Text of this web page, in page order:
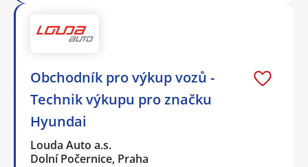
Obchodník pro výkup vozů -
Technik výkupu pro značku
Hyundai
Louda Auto a.s.
Dolní Počernice, Praha